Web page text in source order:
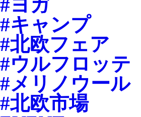
#ヨガ
#キャンプ
#北欧フェア
#ウルフロッテ
#メリノウール
#北欧市場